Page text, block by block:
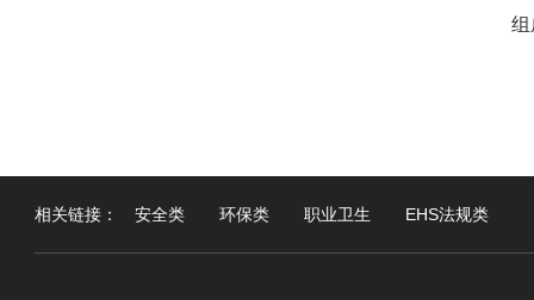
相关链接： 安全类 环保类 职业卫生 EHS法规类